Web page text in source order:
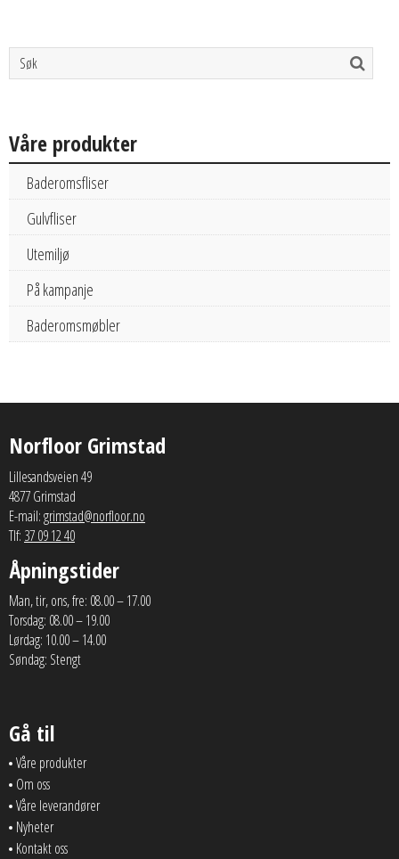
Våre produkter
Baderomsfliser
Gulvfliser
Utemiljø
På kampanje
Baderomsmøbler
Norfloor Grimstad
Lillesandsveien 49
4877 Grimstad
E-mail:grimstad@norfloor.no
Tlf: 37 09 12 40
Åpningstider
Man, tir, ons, fre: 08.00 – 17.00
Torsdag: 08.00 – 19.00
Lørdag: 10.00 – 14.00
Søndag: Stengt
Gå til
Våre produkter
Om oss
Våre leverandører
Nyheter
Kontakt oss